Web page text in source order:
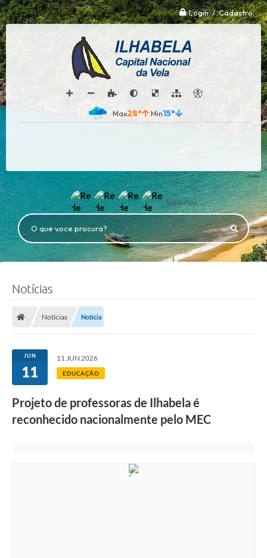
Login / Cadastro
28° 15°
Siga-nos
O que voce procura?
Notícias
Notícias Notícia
JUN
11
11 JUN 2026
EDUCAÇÃO
Projeto de professoras de Ilhabela é
reconhecido nacionalmente pelo MEC